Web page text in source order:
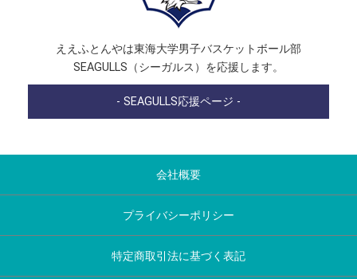
ええふとんやは東海大学男子バスケットボール部
SEAGULLS（シーガルス）を応援します。
- SEAGULLS応援ページ -
会社概要
プライバシーポリシー
特定商取引法に基づく表記